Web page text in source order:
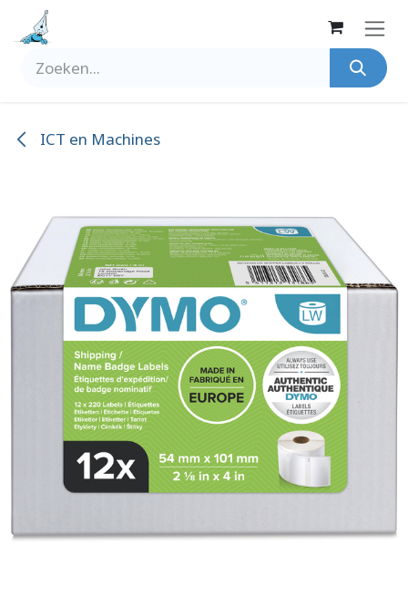
Overslaan naar inhoud
ICT en Machines